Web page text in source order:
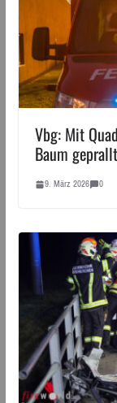
Vbg: Mit
Baum
9. März 2026 0